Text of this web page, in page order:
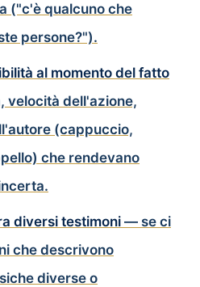
("c'è qualcuno che
persone?").
al momento del fatto
velocità dell'azione,
(cappuccio,
che rendevano
diversi testimoni — se ci
che descrivono
diverse o